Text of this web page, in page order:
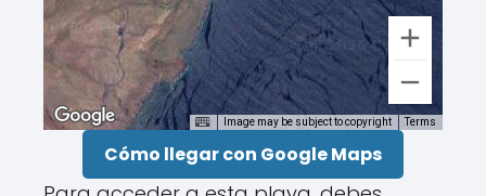
Image may be subject to copyright Terms
Cómo llegar con Google Maps